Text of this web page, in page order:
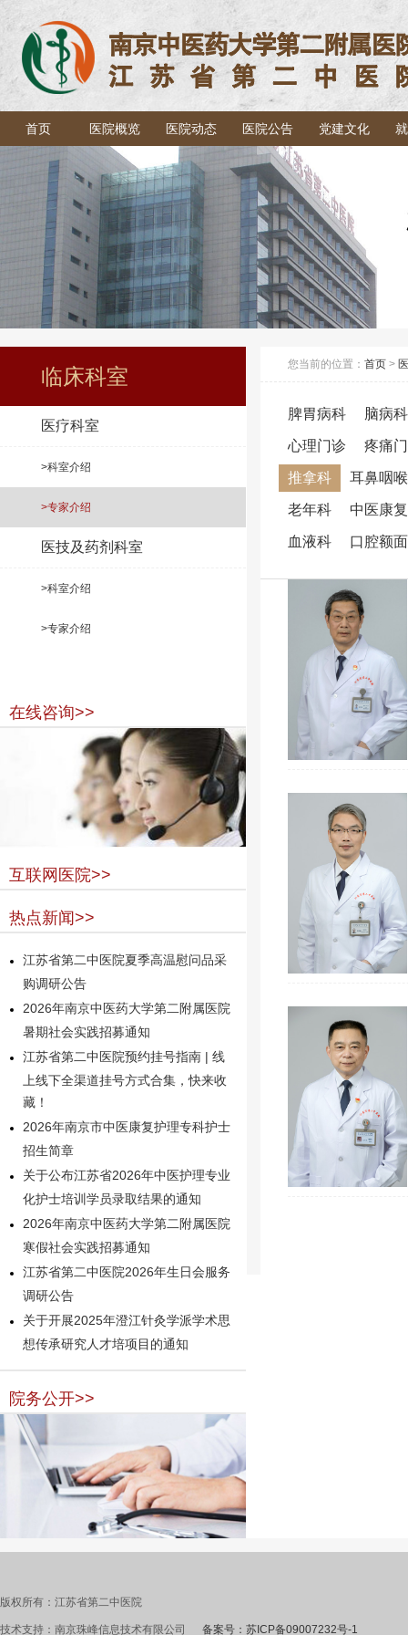
首页 医院概览 医院动态 医院公告 党建文化
临床科室
医疗科室
>科室介绍
>专家介绍
医技及药剂科室
>科室介绍
>专家介绍
在线咨询>>
互联网医院>>
热点新闻>>
江苏省第二中医院夏季高温慰问品采
购调研公告
2026年南京中医药大学第二附属医院
暑期社会实践招募通知
江苏省第二中医院预约挂号指南 | 线
上线下全渠道挂号方式合集，快来收
藏！
2026年南京市中医康复护理专科护士
招生简章
关于公布江苏省2026年中医护理专业
化护士培训学员录取结果的通知
2026年南京中医药大学第二附属医院
寒假社会实践招募通知
江苏省第二中医院2026年生日会服务
调研公告
关于开展2025年澄江针灸学派学术思
想传承研究人才培项目的通知
院务公开>>
您当前的位置： 首页 >
脾胃病科 脑病科
心理门诊 疼痛
推拿科 耳鼻咽
老年科 中医康
血液科 口腔额
版权所有：江苏省第二中医院
技术支持：南京珠峰信息技术有限公司 备案号：苏ICP备09007232号-1